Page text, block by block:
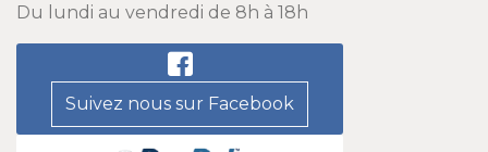
Du lundi au vendredi de 8h à 18h
Suivez nous sur Facebook